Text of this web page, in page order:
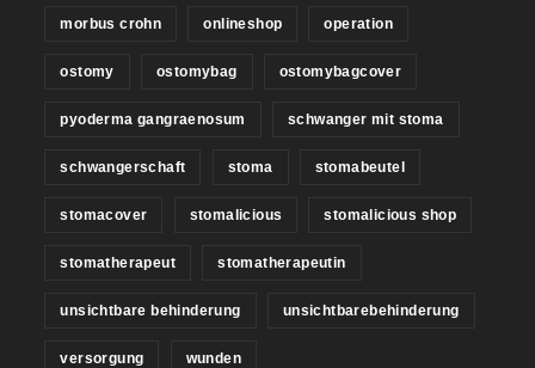
morbus crohn onlineshop operation
ostomy ostomybag ostomybagcover
pyoderma gangraenosum schwanger mit stoma
schwangerschaft stoma stomabeutel
stomacover stomalicious stomalicious shop
stomatherapeut stomatherapeutin
unsichtbare behinderung unsichtbarebehinderung
versorgung wunden